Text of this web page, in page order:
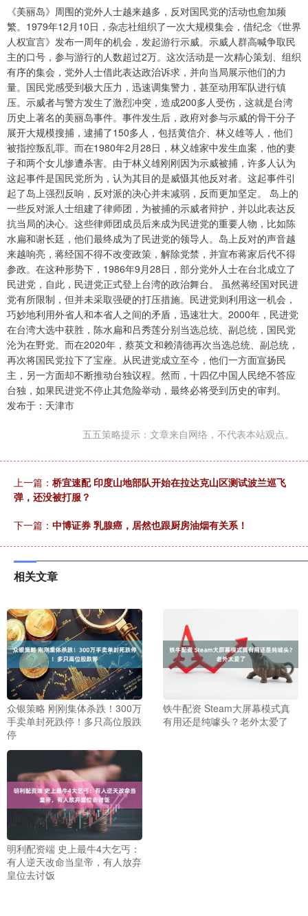
《美丽岛》周围的党外人士越来越多，反对国民党的活动也愈加频
繁。1979年12月10日，杂志社组织了一次大规模集会，借纪念《世界
人权宣言》发布一周年的机会，发起游行示威。示威人群高喊争取民
主的口号，参与游行的人数超过2万。这次活动是一次精心策划、组织
有序的集会，党外人士借此表达政治诉求，并向当局展示他们的力
量。国民党感受到极大压力，迅速调集警力，甚至动用军队进行镇
压。示威者与警方发生了激烈冲突，造成200多人受伤，这就是台湾
历史上著名的美丽岛事件。事件发生后，政府对参与示威的骨干分子
展开大规模搜捕，逮捕了150多人，包括黄信介、林义雄等人，他们
被指控叛乱罪。而在1980年2月28日，林义雄家中发生血案，他的妻
子和两个女儿惨遭杀害。由于林义雄刚刚因为示威被捕，许多人认为
这起事件是国民党所为，认为其目的是威慑其他反对者。这起事件引
起了岛上强烈反响，反对派的决心并未减弱，反而更加坚定。 岛上的
一些反对派人士组建了律师团，为被捕的示威者辩护，并以此表达反
抗当局的决心。这些律师团成员后来成为民进党的重要人物，比如陈
水扁和谢长廷，他们最终成为了民进党的领导人。岛上反对的声音越
来越响亮，蒋经国不得不改变政策，解除党禁，并宣布蒋家后代不得
参政。在这种形势下，1986年9月28日，部分党外人士在台北成立了
民进党，自此，民进党正式登上台湾的政治舞台。 虽然蒋经国对民进
党有所限制，但并未采取强硬的打压措施。民进党则利用这一机会，
巧妙地利用外省人和本省人之间的矛盾，迅速壮大。2000年，民进党
在台湾大选中获胜，陈水扁和吕秀莲分别当选总统、副总统，国民党
沦为在野党。而在2020年，蔡英文和赖清德再次当选总统、副总统，
再次将国民党拉下了宝座。从民进党成立至今，他们一方面宣扬民
主，另一方面却不断推动台独议程。然而，十四亿中国人民绝不答应
台独，如果民进党不停止其危险举动，最终必将受到历史的审判。
发布于：天津市
五五策略提示：文章来自网络，不代表本站观点。
上一篇： 桥宜速配 印度山地部队开始在拉达克山区测试波兰巡飞
弹，还没被打服？
下一篇： 中博证券 乳腺癌，居然也跟厨房油烟有关系！
相关文章
众银策略 刚刚集体杀跌！300万
手卖单封死跌停！多只高位股跌
停
铁牛配资 Steam大屏幕模式真
有用还是纯噱头？老外太爱了
明利配资端 史上最牛4大乞丐：
有人逆天改命当皇帝，有人放弃
皇位去讨饭